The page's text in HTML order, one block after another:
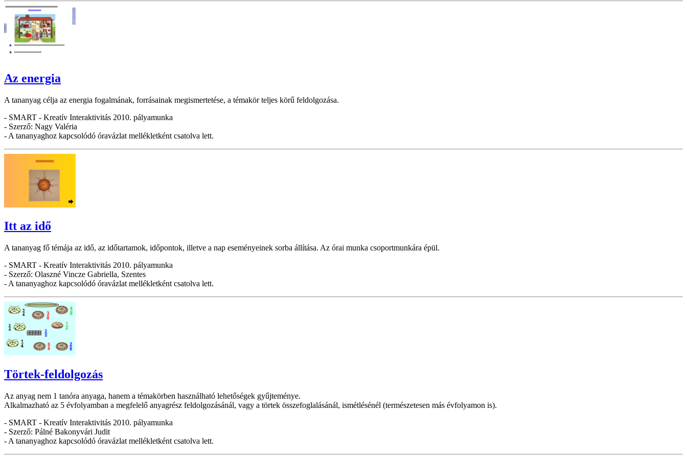
Az energia
A tananyag célja az energia fogalmának, forrásainak megismertetése, a témakör teljes körű feldolgozása.
- SMART - Kreatív Interaktivitás 2010. pályamunka
- Szerző: Nagy Valéria
- A tananyaghoz kapcsolódó óravázlat mellékletként csatolva lett.
Itt az idő
A tananyag fő témája az idő, az időtartamok, időpontok, illetve a nap eseményeinek sorba állítása. Az órai munka csoportmunkára épül.
- SMART - Kreatív Interaktivitás 2010. pályamunka
- Szerző: Olaszné Vincze Gabriella, Szentes
- A tananyaghoz kapcsolódó óravázlat mellékletként csatolva lett.
Törtek-feldolgozás
Az anyag nem 1 tanóra anyaga, hanem a témakörben használható lehetőségek gyűjteménye.
Alkalmazható az 5 évfolyamban a megfelelő anyagrész feldolgozásánál, vagy a törtek összefoglalásánál, ismétlésénél (természetesen más évfolyamon is).
- SMART - Kreatív Interaktivitás 2010. pályamunka
- Szerző: Pálné Bakonyvári Judit
- A tananyaghoz kapcsolódó óravázlat mellékletként csatolva lett.